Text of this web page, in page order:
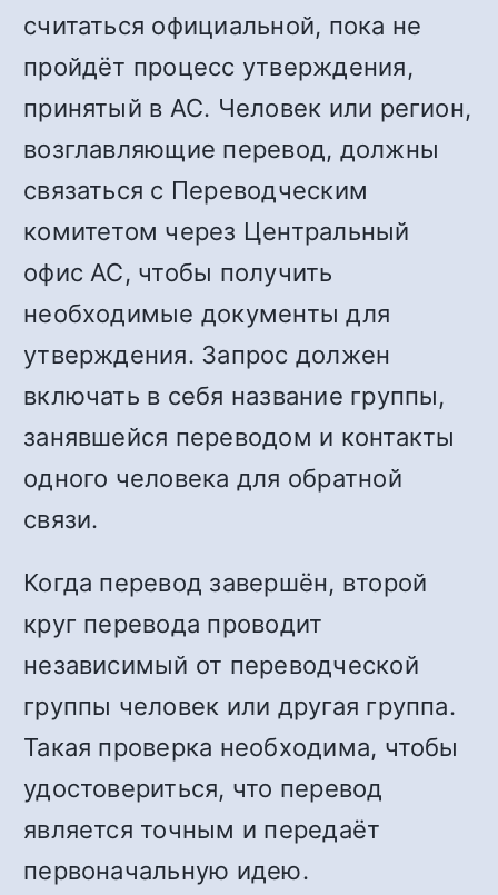
считаться официальной, пока не
пройдёт процесс утверждения,
принятый в АС. Человек или регион,
возглавляющие перевод, должны
связаться с Переводческим
комитетом через Центральный
офис АС, чтобы получить
необходимые документы для
утверждения. Запрос должен
включать в себя название группы,
занявшейся переводом и контакты
одного человека для обратной
связи.
Когда перевод завершён, второй
круг перевода проводит
независимый от переводческой
группы человек или другая группа.
Такая проверка необходима, чтобы
удостовериться, что перевод
является точным и передаёт
первоначальную идею.